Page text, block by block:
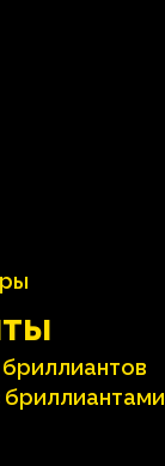
бриллиантами